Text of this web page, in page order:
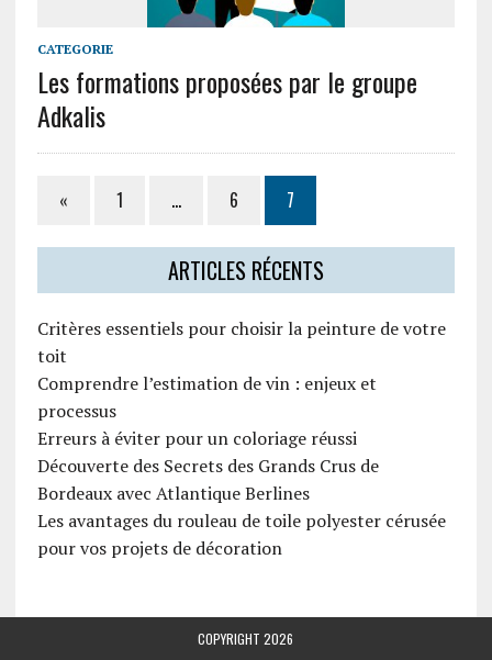
CATEGORIE
Les formations proposées par le groupe
Adkalis
« 1 … 6 7
ARTICLES RÉCENTS
Critères essentiels pour choisir la peinture de votre
toit
Comprendre l’estimation de vin : enjeux et
processus
Erreurs à éviter pour un coloriage réussi
Découverte des Secrets des Grands Crus de
Bordeaux avec Atlantique Berlines
Les avantages du rouleau de toile polyester cérusée
pour vos projets de décoration
COPYRIGHT 2026